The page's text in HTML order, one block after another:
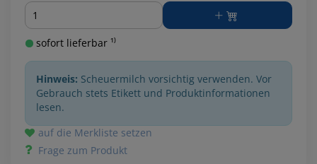
Menge
sofort lieferbar ¹⁾
Hinweis: Scheuermilch vorsichtig verwenden. Vor
Gebrauch stets Etikett und Produktinformationen
lesen.
auf die Merkliste setzen
Frage zum Produkt